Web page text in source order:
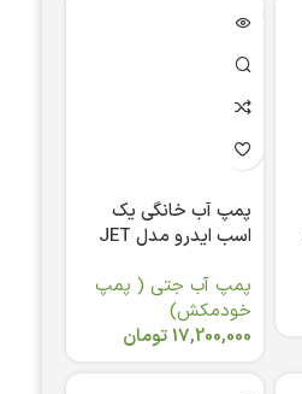
پمپ آب خانگی یک
اسب ایدرو مدل JET
پمپ آب جتی ( پمپ
خودمکش)
17,200,000تومان